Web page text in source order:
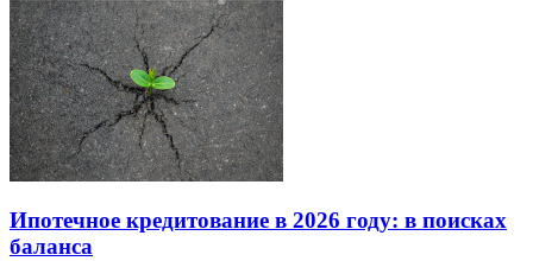
Ипотечное кредитование в 2026 году: в поисках
баланса